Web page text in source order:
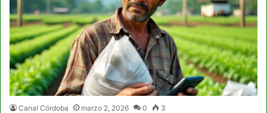
Canal Córdoba marzo 2, 2026 0 3